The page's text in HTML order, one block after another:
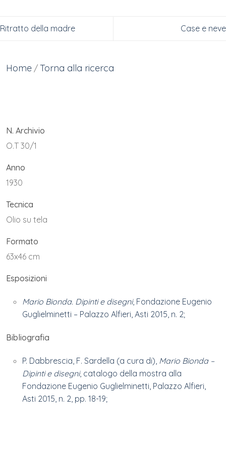
Ritratto della madre Case e neve
Home / Torna alla ricerca
N. Archivio
O.T 30/1
Anno
1930
Tecnica
Olio su tela
Formato
63x46 cm
Esposizioni
Mario Bionda. Dipinti e disegni, Fondazione Eugenio
Guglielminetti – Palazzo Alfieri, Asti 2015, n. 2;
Bibliografia
P. Dabbrescia, F. Sardella (a cura di), Mario Bionda –
Dipinti e disegni, catalogo della mostra alla
Fondazione Eugenio Guglielminetti, Palazzo Alfieri,
Asti 2015, n. 2, pp. 18-19;